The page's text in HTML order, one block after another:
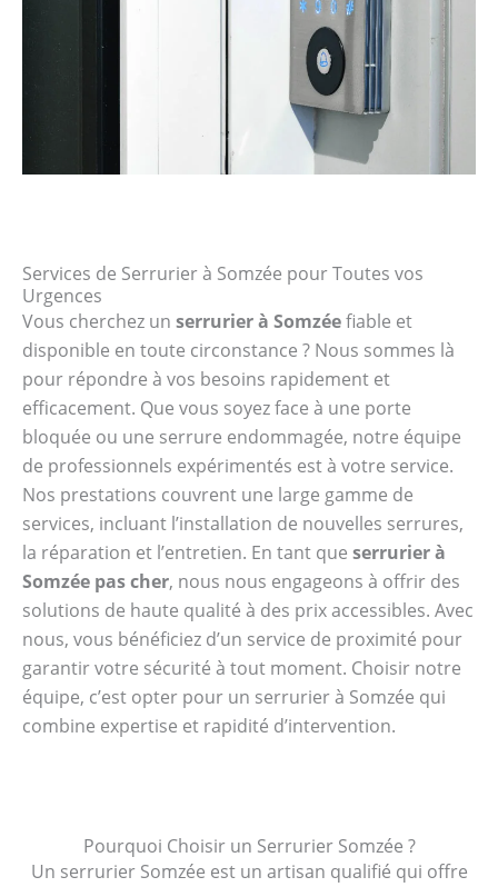
Services de Serrurier à Somzée pour Toutes vos
Urgences
Vous cherchez un serrurier à Somzéefiable et
disponible en toute circonstance ? Nous sommes là
pour répondre à vos besoins rapidement et
efficacement. Que vous soyez face à une porte
bloquée ou une serrure endommagée, notre équipe
de professionnels expérimentés est à votre service.
Nos prestations couvrent une large gamme de
services, incluant l’installation de nouvelles serrures,
la réparation et l’entretien. En tant que serrurier à
Somzée pas cher, nous nous engageons à offrir des
solutions de haute qualité à des prix accessibles. Avec
nous, vous bénéficiez d’un service de proximité pour
garantir votre sécurité à tout moment. Choisir notre
équipe, c’est opter pour un serrurier à Somzée qui
combine expertise et rapidité d’intervention.
Pourquoi Choisir un Serrurier Somzée ?
Un serrurier Somzée est un artisan qualifié qui offre